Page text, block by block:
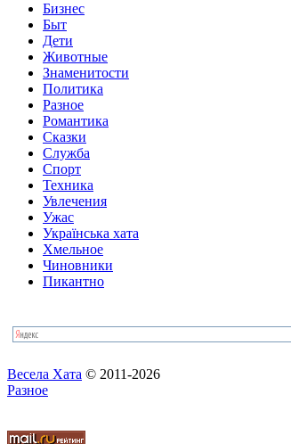
Бизнес
Быт
Дети
Животные
Знаменитости
Политика
Разное
Романтика
Сказки
Служба
Спорт
Техника
Увлечения
Ужас
Українська хата
Хмельное
Чиновники
Пикантно
Весела Хата © 2011-2026
Разное